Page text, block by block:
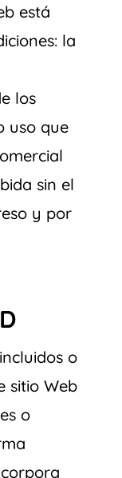
está
la
los
uso que
sin el
y por
o
sitio Web
o